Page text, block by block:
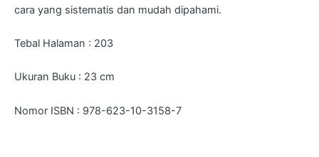
cara yang sistematis dan mudah dipahami.
Tebal Halaman : 203
Ukuran Buku : 23 cm
Nomor ISBN : 978-623-10-3158-7